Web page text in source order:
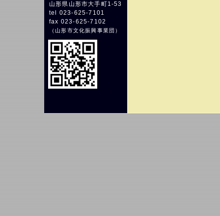
山形県山形市大手町1-53
tel 023-625-7101
fax 023-625-7102
（山形市文化振興事業団 ）